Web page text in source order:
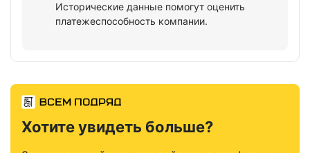
Исторические данные помогут оценить
платежеспособность компании.
Хотите увидеть больше?